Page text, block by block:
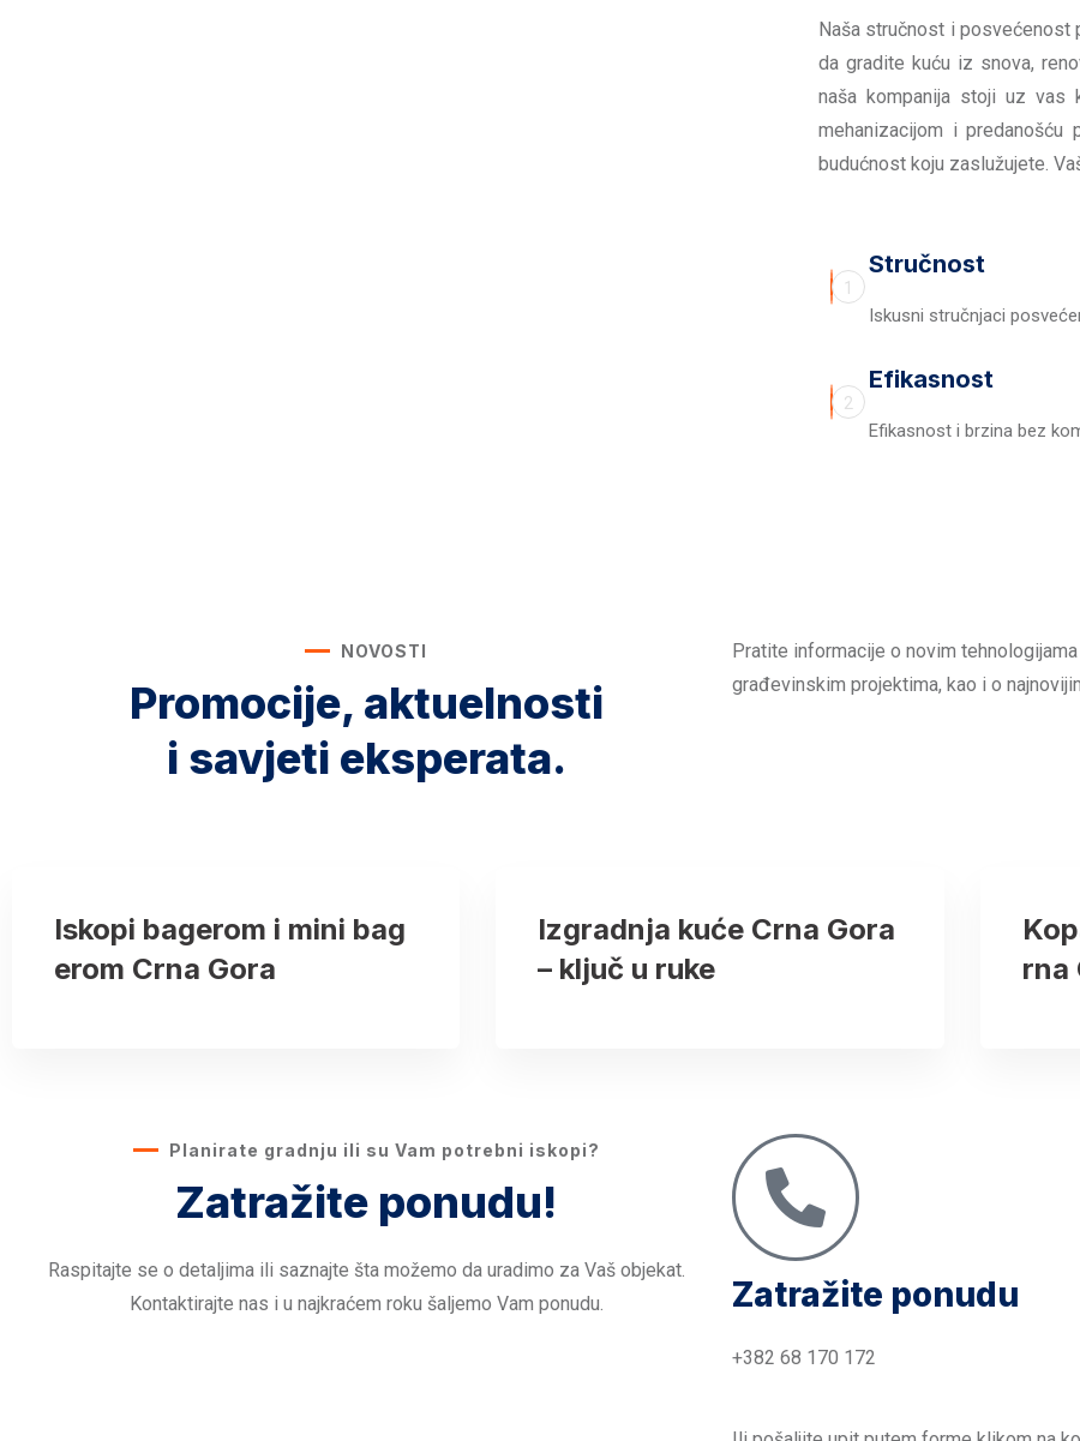
Naša stručnost i posvećenost
da gradite kuću iz snova,
naša kompanija stoji uz vas
mehanizacijom i predanošću
budućnost koju zaslužujete.
1
Stručnost
Iskusni stručnjaci
2
Efikasnost
Efikasnost i brzina bez
NOVOSTI
Promocije, aktuelnosti
i savjeti eksperata.
Pratite informacije o novim
građevinskim projektima, kao i o
Iskopi bagerom i mini bag
erom Crna Gora
Izgradnja kuće Crna Gora
– ključ u ruke
rna
Planirate gradnju ili su Vam potrebni iskopi?
Zatražite ponudu!
Raspitajte se o detaljima ili saznajte šta možemo da uradimo za Vaš objekat.
Kontaktirajte nas i u najkraćem roku šaljemo Vam ponudu.
Zatražite ponudu
+382 68 170 172